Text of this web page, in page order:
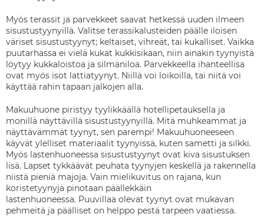
Myös terassit ja parvekkeet saavat hetkessä uuden ilmeen
sisustustyynyillä. Valitse terassikalusteiden päälle iloisen
väriset sisustustyynyt; keltaiset, vihreät, tai kukalliset. Vaikka
puutarhassa ei vielä kukat kukkisikaan, niin ainakin tyynyistä
löytyy kukkaloistoa ja silmäniloa. Parvekkeella ihanteellisa
ovat myös isot lattiatyynyt. Niillä voi loikoilla, tai niitä voi
käyttää rahin tapaan jalkojen alla.
Makuuhuone piristyy tyylikkäällä hotellipetauksella ja
monillä näyttävillä sisustustyynyillä. Mitä muhkeammat ja
näyttävämmät tyynyt, sen parempi! Makuuhuoneeseen
käyvät ylelliset materiaalit tyynyissä, kuten sametti ja silkki.
Myös lastenhuoneessa sisustustyynyt ovat kiva sisustuksen
lisä. Lapset tykkäävät peuhata tyynyjen keskellä ja rakennella
niistä pieniä majoja. Vain mielikuvitus on rajana, kun
koristetyynyjä pinotaan päällekkäin
lastenhuoneessa. Puuvillaa olevat tyynyt ovat mukavan
pehmeitä ja päälliset on helppo pestä tarpeen vaatiessa.